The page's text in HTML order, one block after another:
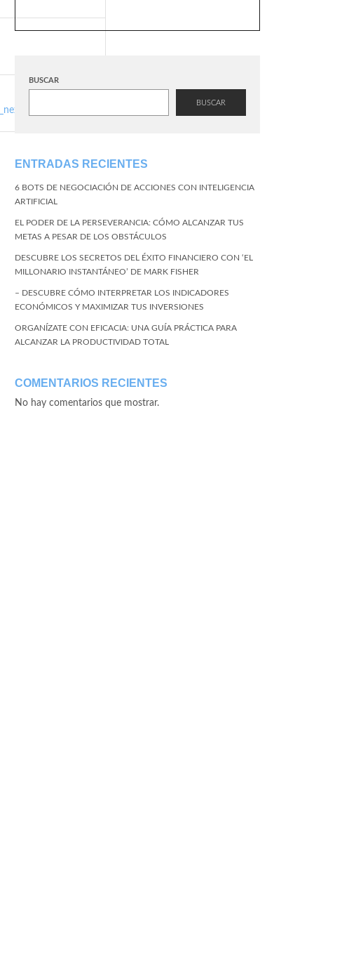
BUSCAR
BUSCAR
ENTRADAS RECIENTES
6 BOTS DE NEGOCIACIÓN DE ACCIONES CON INTELIGENCIA
ARTIFICIAL
EL PODER DE LA PERSEVERANCIA: CÓMO ALCANZAR TUS
METAS A PESAR DE LOS OBSTÁCULOS
DESCUBRE LOS SECRETOS DEL ÉXITO FINANCIERO CON ‘EL
MILLONARIO INSTANTÁNEO’ DE MARK FISHER
– DESCUBRE CÓMO INTERPRETAR LOS INDICADORES
ECONÓMICOS Y MAXIMIZAR TUS INVERSIONES
ORGANÍZATE CON EFICACIA: UNA GUÍA PRÁCTICA PARA
ALCANZAR LA PRODUCTIVIDAD TOTAL
COMENTARIOS RECIENTES
No hay comentarios que mostrar.